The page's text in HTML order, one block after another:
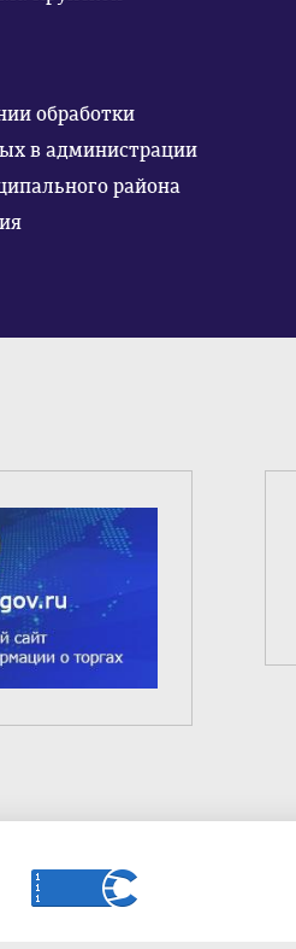
обработки
в администрации
района